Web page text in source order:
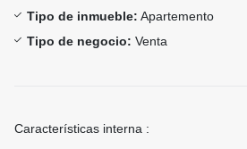
Tipo de inmueble: Apartemento
Tipo de negocio: Venta
Características interna :